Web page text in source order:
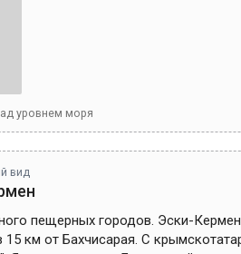
уровнем моря
вид
пещерных городов. Эски-
15 км от Бахчисарая. С